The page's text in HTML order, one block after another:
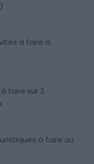
à faire à
faire sur 2
à faire au